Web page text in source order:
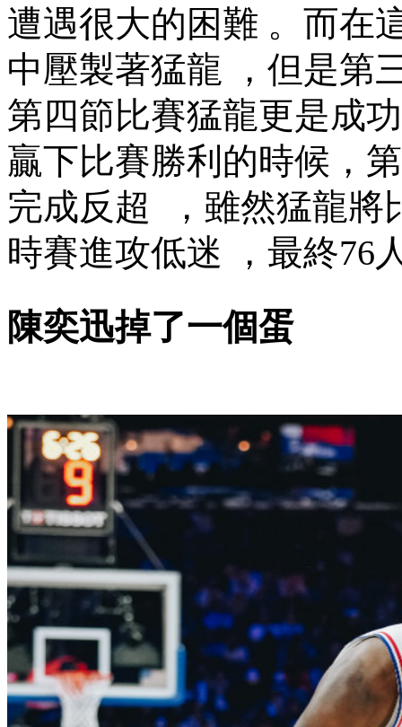
遭遇很大的困難  。而
中壓製著猛龍 ，但是第
第四節比賽猛龍更是成功
贏下比賽勝利的時候
完成反超  ，雖然猛龍將
時賽進攻低迷 ，最終76人
陳奕迅掉了一個蛋